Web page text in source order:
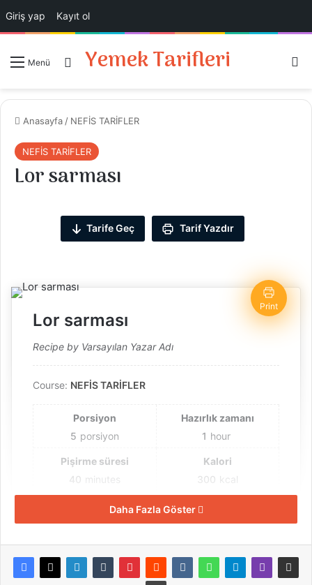
Giriş yap Kayıt ol
Menü Giriş Yap
Yemek Tarifleri
Anasayfa / NEFİS TARİFLER
NEFİS TARİFLER
Lor sarması
Tarife Geç Tarif Yazdır
Print
Lor sarması
Recipe by Varsayılan Yazar Adı
Course: NEFİS TARİFLER
Porsiyon
5 porsiyon
Hazırlık zamanı
1 hour
Pişirme süresi
40 minutes
Kalori
300 kcal
Toplam zaman
1
Daha Fazla Göster